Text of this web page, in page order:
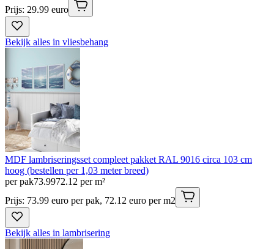
Prijs: 29.99 euro
Bekijk alles in vliesbehang
MDF lambriseringsset compleet pakket RAL 9016 circa 103 cm
hoog (bestellen per 1,03 meter breed)
per pak73.9972.12 per m²
Prijs: 73.99 euro per pak, 72.12 euro per m2
Bekijk alles in lambrisering